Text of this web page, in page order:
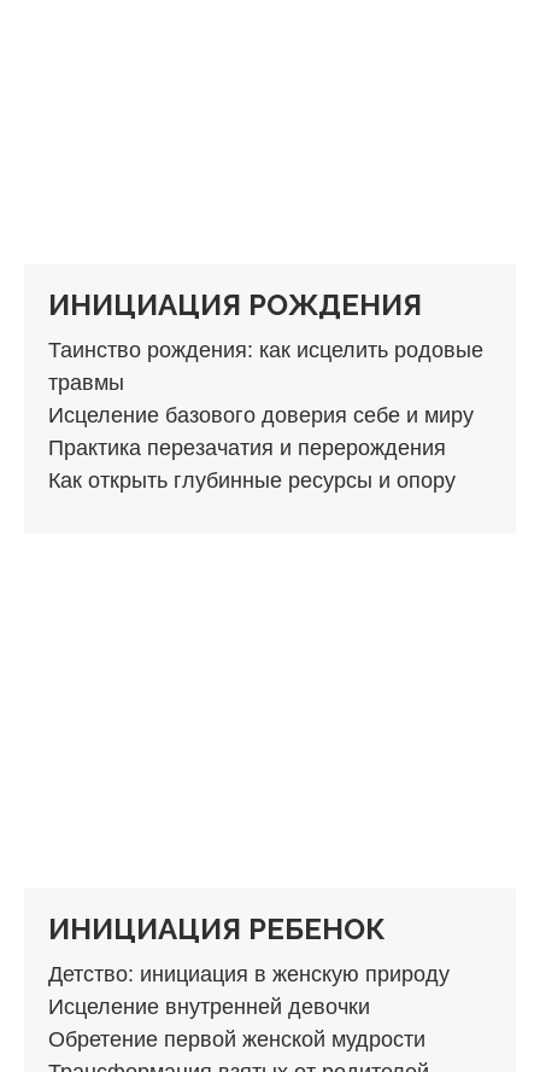
ИНИЦИАЦИЯ РОЖДЕНИЯ
Таинство рождения: как исцелить родовые
травмы
Исцеление базового доверия себе и миру
Практика перезачатия и перерождения
Как открыть глубинные ресурсы и опору
ИНИЦИАЦИЯ РЕБЕНОК
Детство: инициация в женскую природу
Исцеление внутренней девочки
Обретение первой женской мудрости